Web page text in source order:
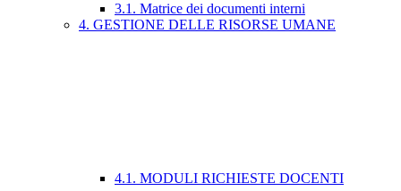
3.1. Matrice dei documenti interni
4. GESTIONE DELLE RISORSE UMANE
4.1. MODULI RICHIESTE DOCENTI